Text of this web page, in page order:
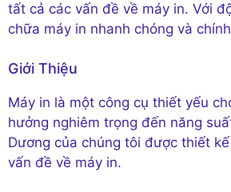
tất cả các vấn đề về máy in. Với
chữa máy in nhanh chóng và
Giới Thiệu
Máy in là một công cụ thiết yếu
hưởng nghiêm trọng đến năng
Dương của chúng tôi được thiết
vấn đề về máy in.